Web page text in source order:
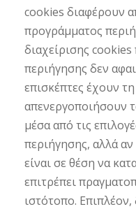
cookies διαφέρουν
προγράμματος
διαχείρισης
περιήγησης δεν
επισκέπτες έχουν
απενεργοποιήσουν
μέσα από τις
περιήγησης, αλλά
είναι σε θέση να
επιτρέπει
ιστότοπο. Επιπλέον,